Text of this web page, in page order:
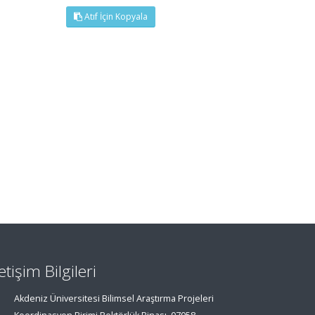
Atıf İçin Kopyala
Bilgileri
Akdeniz Üniversitesi Bilimsel Araştırma Projeleri